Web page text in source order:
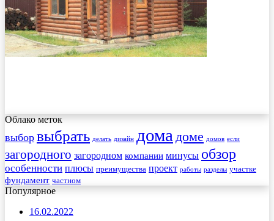
Облако меток
выбор выбрать делать дизайн дома доме домов если
загородного загородном компании минусы обзор
особенности плюсы преимущества проект работы разделы участке
фундамент частном
Популярное
16.02.2022